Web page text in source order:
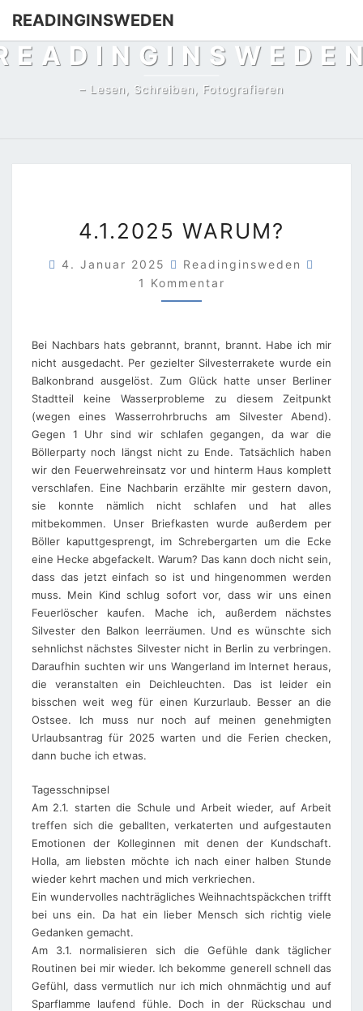
Skip
content
READINGINSWEDEN
– Lesen, Schreiben, Fotografieren
WARUM?
4.1.2025 WARUM?
4. Januar 2025 Readinginsweden
1 Kommentar
Bei Nachbars hats gebrannt, brannt, brannt. Habe ich mir
nicht ausgedacht. Per gezielter Silvesterrakete wurde ein
Balkonbrand ausgelöst. Zum Glück hatte unser Berliner
Stadtteil keine Wasserprobleme zu diesem Zeitpunkt
(wegen eines Wasserrohrbruchs am Silvester Abend).
Gegen 1 Uhr sind wir schlafen gegangen, da war die
Böllerparty noch längst nicht zu Ende. Tatsächlich haben
wir den Feuerwehreinsatz vor und hinterm Haus komplett
verschlafen. Eine Nachbarin erzählte mir gestern davon,
sie konnte nämlich nicht schlafen und hat alles
mitbekommen. Unser Briefkasten wurde außerdem per
Böller kaputtgesprengt, im Schrebergarten um die Ecke
eine Hecke abgefackelt. Warum? Das kann doch nicht sein,
dass das jetzt einfach so ist und hingenommen werden
muss. Mein Kind schlug sofort vor, dass wir uns einen
Feuerlöscher kaufen. Mache ich, außerdem nächstes
Silvester den Balkon leerräumen. Und es wünschte sich
sehnlichst nächstes Silvester nicht in Berlin zu verbringen.
Daraufhin suchten wir uns Wangerland im Internet heraus,
die veranstalten ein Deichleuchten. Das ist leider ein
bisschen weit weg für einen Kurzurlaub. Besser an die
Ostsee. Ich muss nur noch auf meinen genehmigten
Urlaubsantrag für 2025 warten und die Ferien checken,
dann buche ich etwas.
Tagesschnipsel
Am 2.1. starten die Schule und Arbeit wieder, auf Arbeit
treffen sich die geballten, verkaterten und aufgestauten
Emotionen der Kolleginnen mit denen der Kundschaft.
Holla, am liebsten möchte ich nach einer halben Stunde
wieder kehrt machen und mich verkriechen.
Ein wundervolles nachträgliches Weihnachtspäckchen trifft
bei uns ein. Da hat ein lieber Mensch sich richtig viele
Gedanken gemacht.
Am 3.1. normalisieren sich die Gefühle dank täglicher
Routinen bei mir wieder. Ich bekomme generell schnell das
Gefühl, dass vermutlich nur ich mich ohnmächtig und auf
Sparflamme laufend fühle. Doch in der Rückschau und